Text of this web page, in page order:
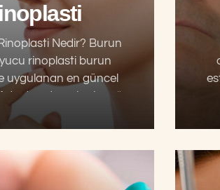
Nedir? Burun
rinoplasti burun
uygulanan en güncel
da anlaşılacağı
temel hedefi
işlevsel yapısını
ideal sonucu elde…